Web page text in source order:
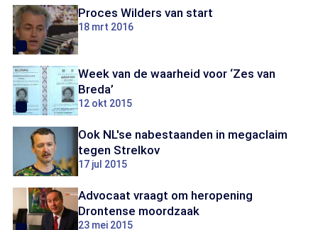
Proces Wilders van start
18 mrt 2016
Week van de waarheid voor ‘Zes van
Breda’
12 okt 2015
Ook NL'se nabestaanden in megaclaim
tegen Strelkov
17 jul 2015
Advocaat vraagt om heropening
Drontense moordzaak
23 mei 2015